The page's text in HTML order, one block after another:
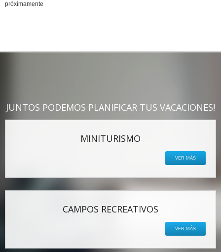
próximamente
JUNTOS PODEMOS PLANIFICAR TUS VACACIONES!
MINITURISMO
VER MÁS
CAMPOS RECREATIVOS
VER MÁS